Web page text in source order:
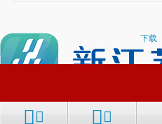
下载